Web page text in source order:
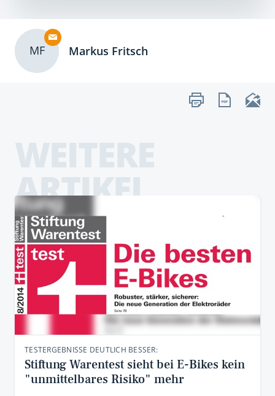
MF Markus Fritsch
ARTIKEL
TESTERGEBNISSE DEUTLICH BESSER:
Stiftung Warentest sieht bei E-Bikes kein
"unmittelbares Risiko" mehr